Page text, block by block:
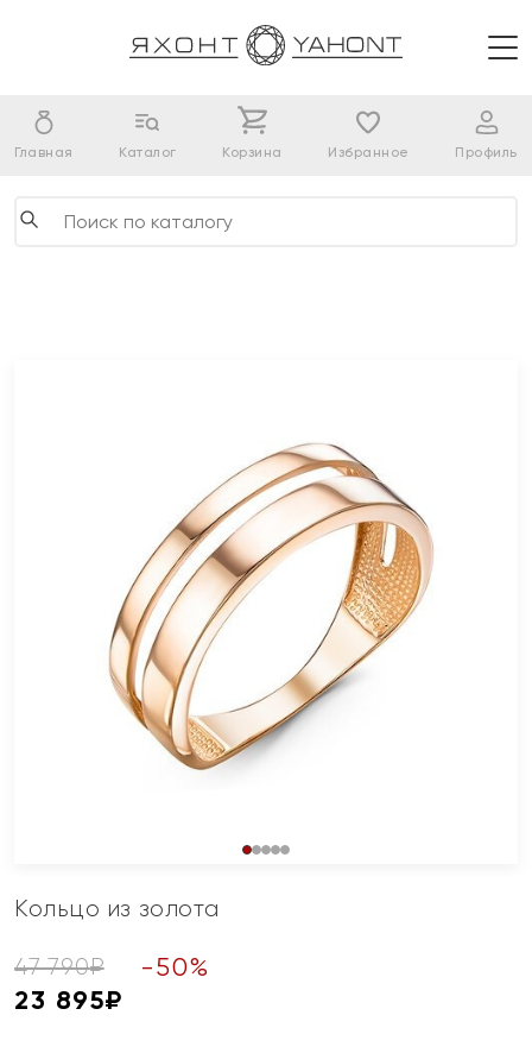
Главная Каталог Корзина Избранное Профиль
Кольцо из золота
47 790₽ -50%
23 895₽